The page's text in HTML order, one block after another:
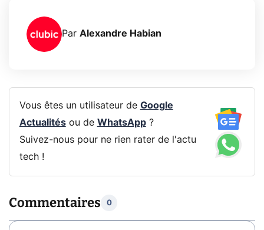
Par Alexandre Habian
Vous êtes un utilisateur de Google
Actualitésou de WhatsApp?
Suivez-nous pour ne rien rater de l'actu
tech !
Commentaires 0